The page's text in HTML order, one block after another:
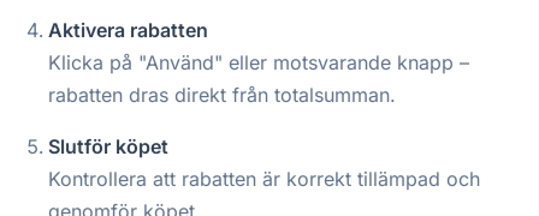
Aktivera rabatten
Klicka på "Använd" eller motsvarande knapp –
rabatten dras direkt från totalsumman.
Slutför köpet
Kontrollera att rabatten är korrekt tillämpad och